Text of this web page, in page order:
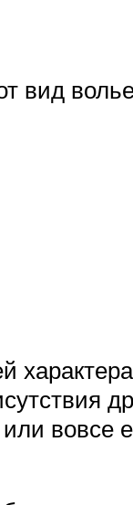
вид
вовсе